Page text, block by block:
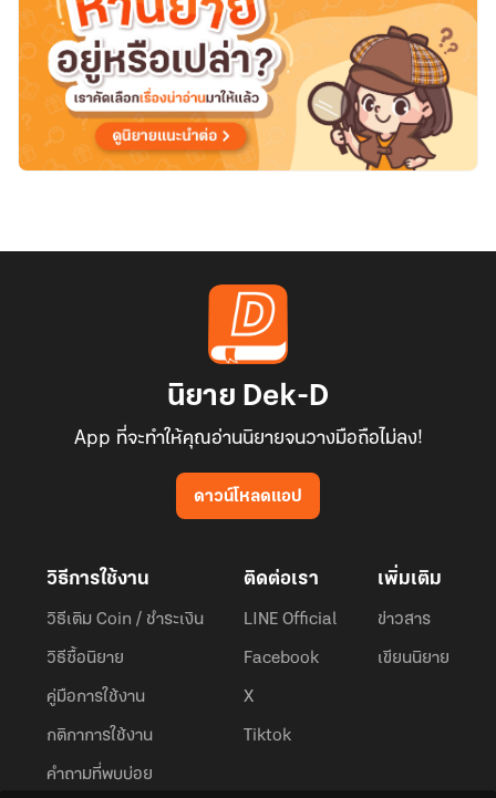
จอง
เล่ม
นิยาย Dek-D
App ที่จะทำให้คุณอ่านนิยายจนวางมือถือไม่ลง!
ดาวน์โหลดแอป
วิธีการใช้งาน
วิธีเติม Coin / ชำระเงิน
วิธีซื้อนิยาย
คู่มือการใช้งาน
กติกาการใช้งาน
คำถามที่พบบ่อย
ติดต่อเรา
LINE Official
Facebook
X
Tiktok
เพิ่มเติม
ข่าวสาร
เขียนนิยาย